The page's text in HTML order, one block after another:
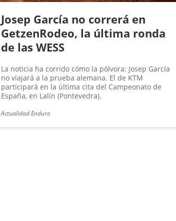
Josep García no correrá en
GetzenRodeo, la última ronda
de las WESS
La noticia ha corrido cómo la pólvora: Josep García
no viajará a la prueba alemana. El de KTM
participará en la última cita del Campeonato de
España, en Lalín (Pontevedra).
Actualidad Enduro